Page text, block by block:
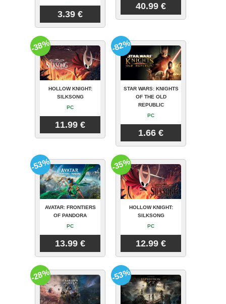
3.39 €
40.99 €
HOLLOW KNIGHT:
SILKSONG
PC
11.99 €
-38%
STAR WARS: KNIGHTS
OF THE OLD
REPUBLIC
PC
1.66 €
-82%
AVATAR: FRONTIERS
OF PANDORA
PC
13.99 €
-53%
HOLLOW KNIGHT:
SILKSONG
PC
12.99 €
-35%
-28% -53%